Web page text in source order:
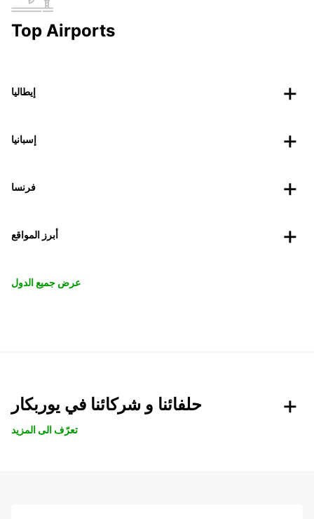
Top Airports
إيطاليا
إسبانيا
فرنسا
أبرز المواقع
عرض جميع الدول
حلفائنا و شركائنا في يوربكار
تعرّف الى المزيد